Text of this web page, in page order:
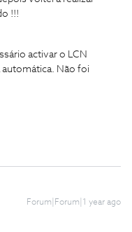
!!!
activar o LCN
automática. Não foi
Forum|Forum|1 year ago